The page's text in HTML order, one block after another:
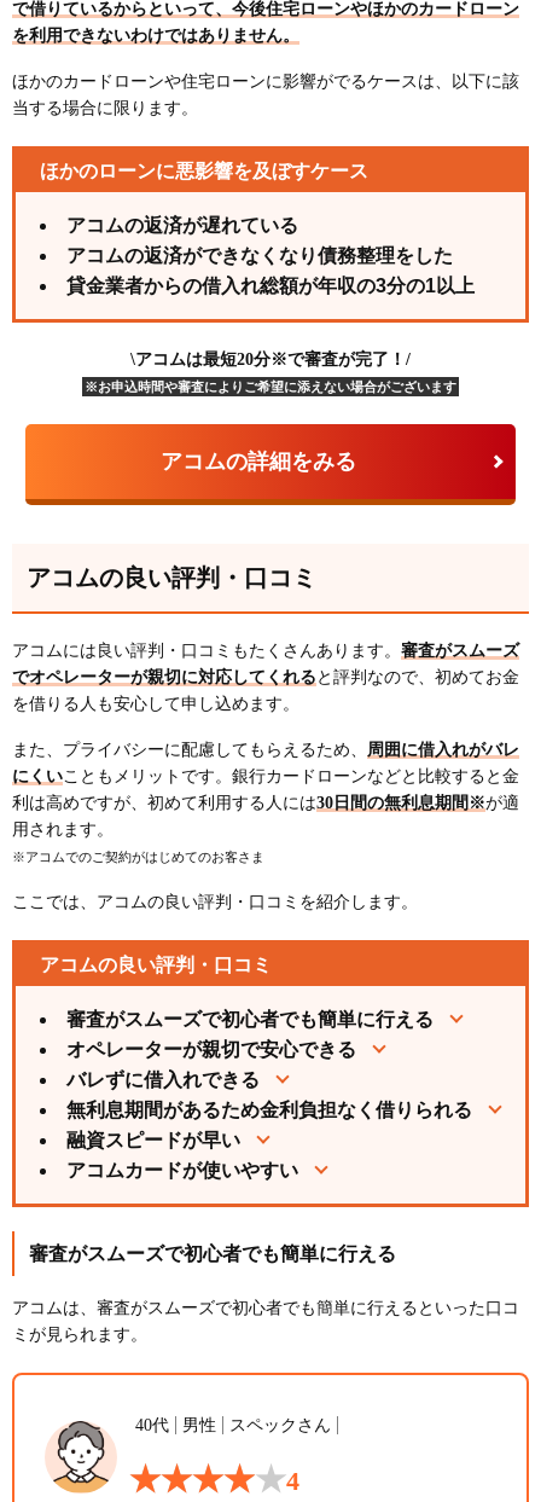
で借りているからといって、今後住宅ローンやほかのカードローン
を利用できないわけではありません。
ほかのカードローンや住宅ローンに影響がでるケースは、以下に該
当する場合に限ります。
ほかのローンに悪影響を及ぼすケース
アコムの返済が遅れている
アコムの返済ができなくなり債務整理をした
貸金業者からの借入れ総額が年収の3分の1以上
\アコムは最短20分※で審査が完了！/
※お申込時間や審査によりご希望に添えない場合がございます
アコムの詳細をみる
アコムの良い評判・口コミ
アコムには良い評判・口コミもたくさんあります。 審査がスムーズ
でオペレーターが親切に対応してくれる と評判なので、初めてお金
を借りる人も安心して申し込めます。
また、プライバシーに配慮してもらえるため、 周囲に借入れがバレ
にくいこともメリットです。銀行カードローンなどと比較すると金
利は高めですが、初めて利用する人には30日間の無利息期間※が適
用されます。
※アコムでのご契約がはじめてのお客さま
ここでは、アコムの良い評判・口コミを紹介します。
アコムの良い評判・口コミ
審査がスムーズで初心者でも簡単に行える
オペレーターが親切で安心できる
バレずに借入れできる
無利息期間があるため金利負担なく借りられる
融資スピードが早い
アコムカードが使いやすい
審査がスムーズで初心者でも簡単に行える
アコムは、審査がスムーズで初心者でも簡単に行えるといった口コ
ミが見られます。
40代 男性 スペックさん
4